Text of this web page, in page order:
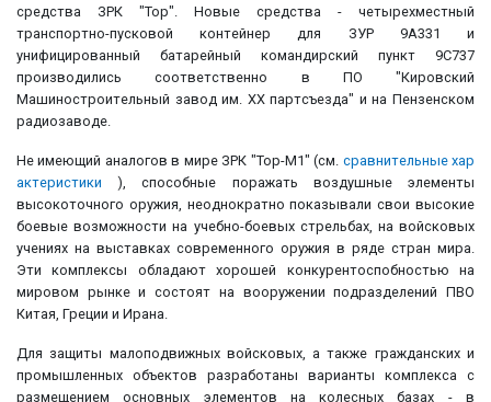
средства ЗРК "Тор". Новые средства - четырехместный
транспортно-пусковой контейнер для ЗУР 9А331 и
унифицированный батарейный командирский пункт 9С737
производились соответственно в ПО "Кировский
Машиностроительный завод им. ХX партсъезда" и на Пeнзeнском
радиозаводе.
Не имеющий аналогов в мире ЗРК "Toр-M1" (см. сравнительные хар
актеристики ), способные поражать воздушные элементы
высокоточного оружия, неоднократно показывали свои высокие
боевые возможности на учебно-боевых стрельбах, на войсковых
учениях на выставках современного оружия в ряде стран мира.
Эти комплексы обладают хорошей конкурентоспобностью на
мировом рынке и состоят на вооружении подразделений ПВО
Китая, Греции и Ирана.
Для защиты малоподвижных войсковых, а также гражданских и
промышленных объектов разработаны варианты комплекса с
размещением основных элементов на колесных базах - в